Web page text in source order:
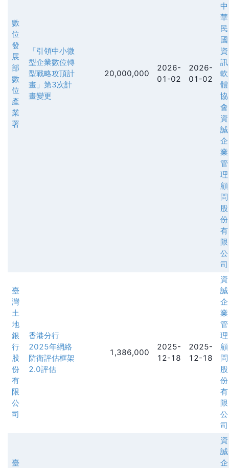
數
位
發
展
部
數
位
產
業
署
「引領中小微
型企業數位轉
型戰略攻頂計
畫」第3次計
畫變更
20,000,000
2026-
01-02
2026-
01-02
中
華
民
國
資
訊
軟
體
協
會
資
誠
企
業
管
理
顧
問
股
份
有
限
公
司
臺
灣
土
地
銀
行
股
份
有
限
公
司
香港分行
2025年網絡
防衛評估框架
2.0評估
1,386,000
2025-
12-18
2025-
12-18
資
誠
企
業
管
理
顧
問
股
份
有
限
公
司
臺
資
誠
企